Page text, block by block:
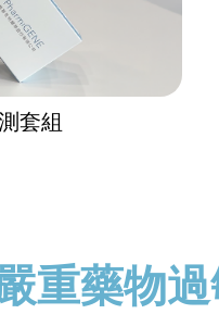
套組
重藥物